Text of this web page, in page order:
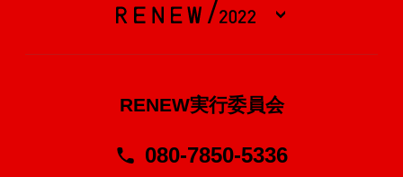
RENEW実行委員会
080-7850-5336